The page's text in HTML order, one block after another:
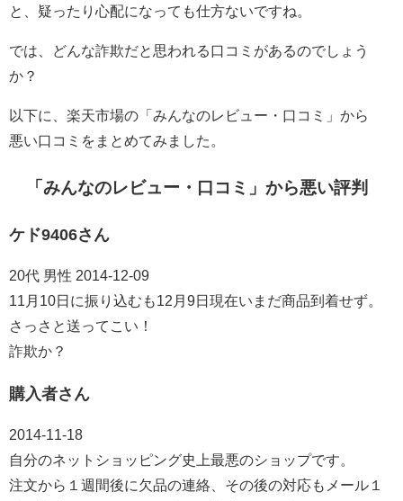
と、疑ったり心配になっても仕方ないですね。
では、どんな詐欺だと思われる口コミがあるのでしょう
か？
以下に、楽天市場の「みんなのレビュー・口コミ」から
悪い口コミをまとめてみました。
「みんなのレビュー・口コミ」から悪い評判
ケド9406さん
20代 男性 2014-12-09
11月10日に振り込むも12月9日現在いまだ商品到着せず。
さっさと送ってこい！
詐欺か？
購入者さん
2014-11-18
自分のネットショッピング史上最悪のショップです。
注文から１週間後に欠品の連絡、その後の対応もメール１